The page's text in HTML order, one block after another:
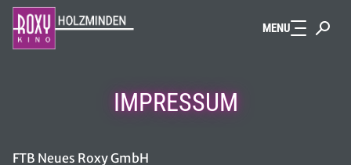
Zum Hauptinhalt springen MENU
IMPRESSUM
FTB Neues Roxy GmbH